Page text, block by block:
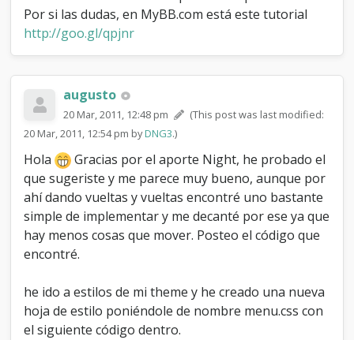
Por si las dudas, en MyBB.com está este tutorial
http://goo.gl/qpjnr
augusto
20 Mar, 2011, 12:48 pm
(This post was last modified:
20 Mar, 2011, 12:54 pm byDNG3.)
Hola
Gracias por el aporte Night, he probado el
que sugeriste y me parece muy bueno, aunque por
ahí dando vueltas y vueltas encontré uno bastante
simple de implementar y me decanté por ese ya que
hay menos cosas que mover. Posteo el código que
encontré.
he ido a estilos de mi theme y he creado una nueva
hoja de estilo poniéndole de nombre menu.css con
el siguiente código dentro.